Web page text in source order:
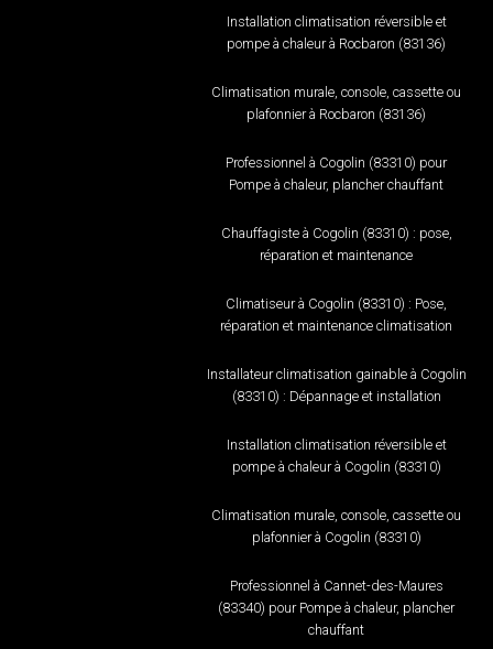
Installation climatisation réversible et
pompe à chaleur à Rocbaron (83136)
Climatisation murale, console, cassette ou
plafonnier à Rocbaron (83136)
Professionnel à Cogolin (83310) pour
Pompe à chaleur, plancher chauffant
Chauffagiste à Cogolin (83310) : pose,
réparation et maintenance
Climatiseur à Cogolin (83310) : Pose,
réparation et maintenance climatisation
Installateur climatisation gainable à Cogolin
(83310) : Dépannage et installation
Installation climatisation réversible et
pompe à chaleur à Cogolin (83310)
Climatisation murale, console, cassette ou
plafonnier à Cogolin (83310)
Professionnel à Cannet-des-Maures
(83340) pour Pompe à chaleur, plancher
chauffant